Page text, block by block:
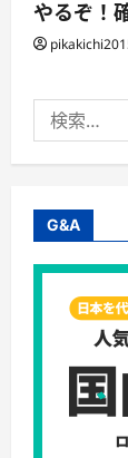
やるぞ！
索:
G&A